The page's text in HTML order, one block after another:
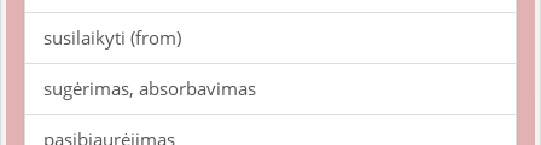
susilaikyti (from)
sugėrimas, absorbavimas
pasibjaurėjimas